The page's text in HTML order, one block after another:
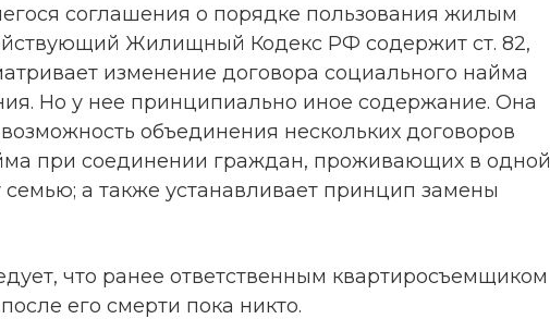
соглашения о порядке пользования жилым
Жилищный Кодекс РФ содержит ст. 82,
изменение договора социального найма
Но у нее принципиально иное содержание. Она
объединения нескольких договоров
при соединении граждан, проживающих в одной
семью; а также устанавливает принцип замены
что ранее ответственным квартиросъемщиком
его смерти пока никто.